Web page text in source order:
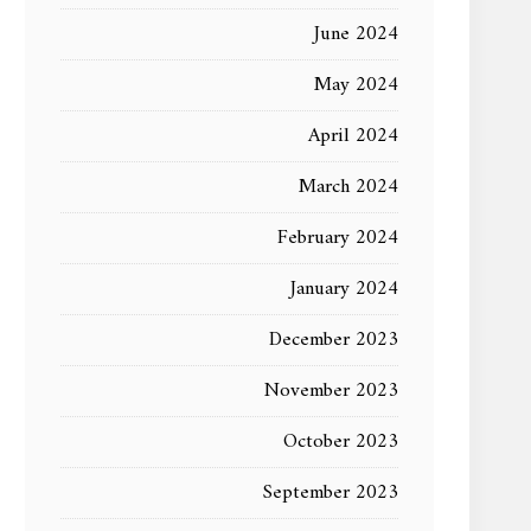
June 2024
May 2024
April 2024
March 2024
February 2024
January 2024
December 2023
November 2023
October 2023
September 2023